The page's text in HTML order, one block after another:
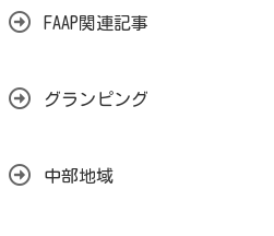
FAAP関連記事
グランピング
中部地域